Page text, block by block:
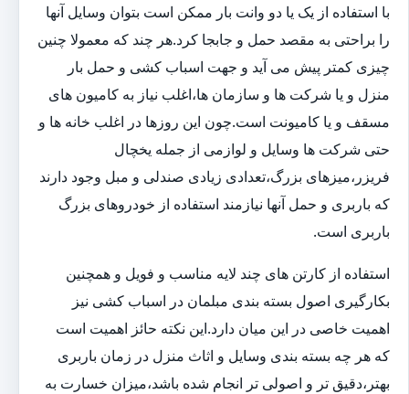
با استفاده از یک یا دو وانت بار ممکن است بتوان وسایل آنها
را براحتی به مقصد حمل و جابجا کرد.هر چند که معمولا چنین
چیزی کمتر پیش می آید و جهت اسباب کشی و حمل بار
منزل و یا شرکت ها و سازمان ها،اغلب نیاز به کامیون های
مسقف و یا کامیونت است.چون این روزها در اغلب خانه ها و
حتی شرکت ها وسایل و لوازمی از جمله یخچال
فریزر،میزهای بزرگ،تعدادی زیادی صندلی و مبل وجود دارند
که باربری و حمل آنها نیازمند استفاده از خودروهای بزرگ
باربری است.
استفاده از کارتن های چند لایه مناسب و فویل و همچنین
بکارگیری اصول بسته بندی مبلمان در اسباب کشی نیز
اهمیت خاصی در این میان دارد.این نکته حائز اهمیت است
که هر چه بسته بندی وسایل و اثاث منزل در زمان باربری
بهتر،دقیق تر و اصولی تر انجام شده باشد،میزان خسارت به